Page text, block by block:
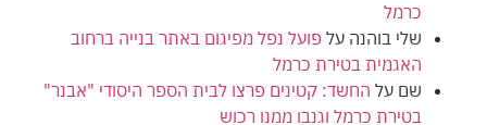
כרמל
שלי בוהנה על פועל נפל מפיגום באתר בנייה ברחוב
האגמית בטירת כרמל
שם על החשד: קטינים פרצו לבית הספר היסודי "אבנר"
בטירת כרמל וגנבו ממנו רכוש